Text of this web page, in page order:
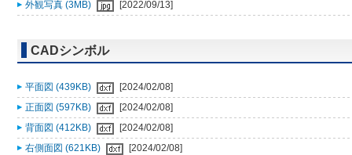
外観写真 (3MB) [2022/09/13]
CADシンボル
平面図 (439KB)
[2024/02/08]
正面図 (597KB)
[2024/02/08]
背面図 (412KB)
[2024/02/08]
右側面図 (621KB)
[2024/02/08]